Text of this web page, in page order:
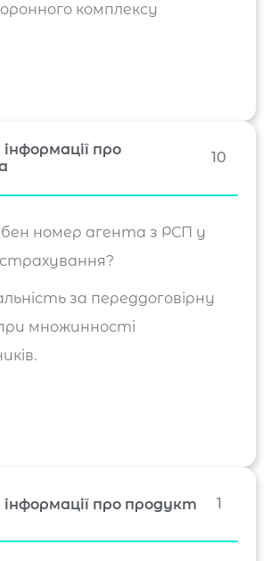
комплексу
про
10
номер агента з РСП у
страхування?
за переддоговірну
множинності
про продукт 1